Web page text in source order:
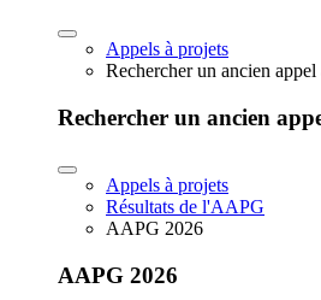
Appels à projets
Rechercher un ancien appel
Rechercher un ancien
Appels à projets
Résultats de l'AAPG
AAPG 2026
AAPG 2026